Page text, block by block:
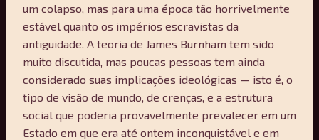
um colapso, mas para uma época tão horrivelmente
estável quanto os impérios escravistas da
antiguidade. A teoria de James Burnham tem sido
muito discutida, mas poucas pessoas tem ainda
considerado suas implicações ideológicas — isto é, o
tipo de visão de mundo, de crenças, e a estrutura
social que poderia provavelmente prevalecer em um
Estado em que era até ontem inconquistável e em